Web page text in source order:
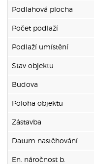
Podlahová plocha
Počet podlaží
Podlaží umístění
Stav objektu
Budova
Poloha objektu
Zástavba
Datum nastěhování
En. náročnost b.